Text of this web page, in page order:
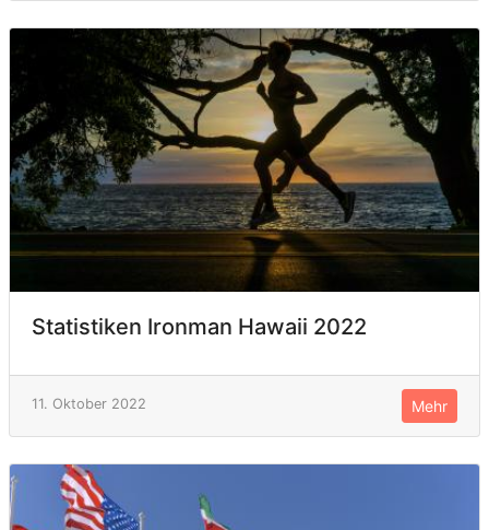
Statistiken Ironman Hawaii 2022
11. Oktober 2022 Mehr